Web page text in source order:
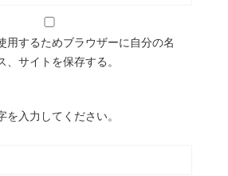
用するためブラウザーに自分の名
サイトを保存する。
を入力してください。